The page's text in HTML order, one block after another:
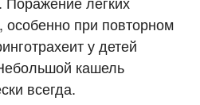
особенно при повторном
у детей
кашель
всегда.